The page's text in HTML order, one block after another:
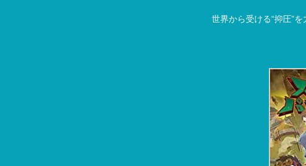
世界から受ける“抑圧”